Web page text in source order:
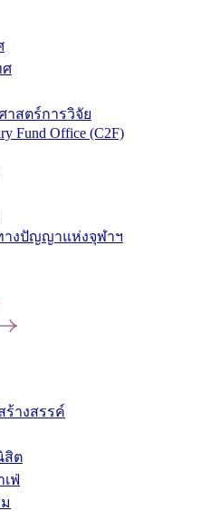
ศ
สตร์การวิจัย
Fund Office (C2F)
งปัญญาแห่งจุฬาฯ
างสรรค์
สิต
ฟ่